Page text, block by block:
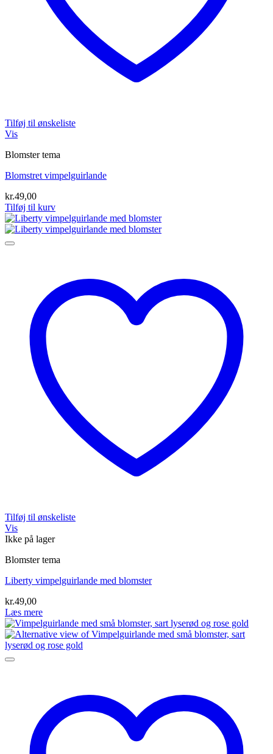
Tilføj til ønskeliste
Vis
Blomster tema
Blomstret vimpelguirlande
kr.49,00
Tilføj til kurv
Tilføj til ønskeliste
Vis
Ikke på lager
Blomster tema
Liberty vimpelguirlande med blomster
kr.49,00
Læs mere